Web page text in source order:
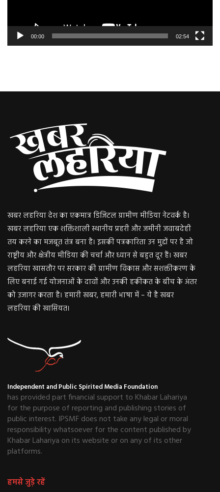
00:00 02:54
खबर लहरिया देश का एकमात्र डिजिटल ग्रामीण मीडिया नेटवर्क है।
खबर लहरिया एक शक्तिशाली स्थानीय प्रहरी और जमीनी जवाबदेही
तय करने का मजबूत तंत्र बना है। इसकी पत्रकारिता उन मुद्दों पर है जो
राष्ट्रीय और क्षेत्रीय मीडिया की चर्चा और ध्यान से बहुत दूर हैं। खबर
लहरिया खासतौर पर सरकार की ग्रामीण विकास और सशक्तीकरण के
लिए बनाई गई योजनाओं के दावों और उनकी हकीकत के बीच के अंतर
को उजागर करता है। हमारी खबर, हमारी भाषा में – ये है खबर
लहरिया की खासियत।
Independent and Public Spirited Media Foundation
has provided part financial support to Khabar Lahariya
for the purpose of reporting and publishing stories of
public interest. IPSMF does not take any legal or moral
responsibility whatsoever for the content published by
Khabar Lahariya on its website or on any of its other
platforms.
हमसे जुड़े रहें